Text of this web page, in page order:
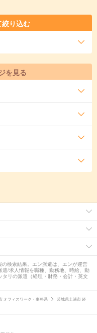
り込む
を見る
検索結果。エン派遣は、エンが運営
/求人情報を職種、勤務地、時給、勤
リの派遣（経理・財務・会計・英文
オフィスワーク・事務系
茨城県土浦市 経